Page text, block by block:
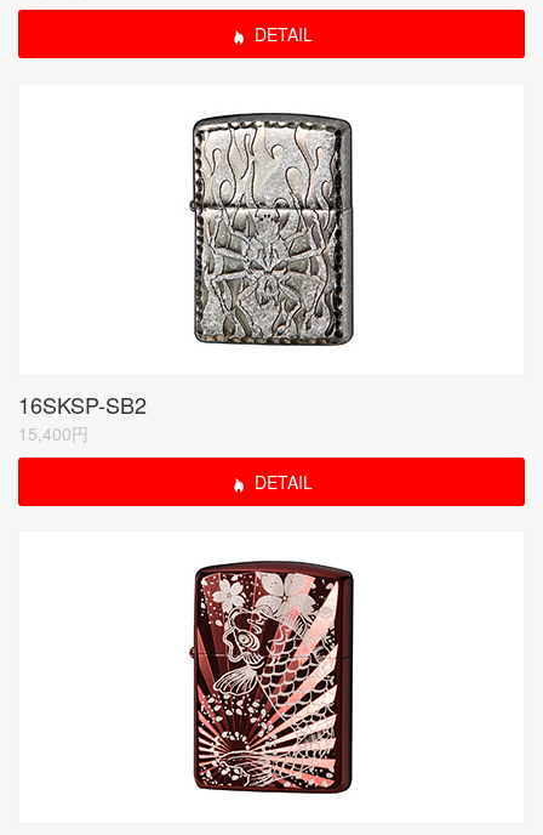
DETAIL
16SKSP-SB2
15,400円
DETAIL